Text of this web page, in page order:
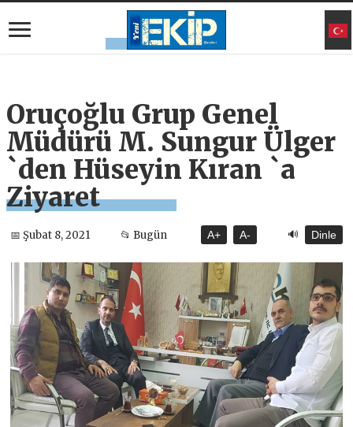
Oruçoğlu Grup Genel
Müdürü M. Sungur Ülger
`den Hüseyin Kıran `a
Ziyaret
📅 Şubat 8, 2021 📂 Bugün A+ A- 🔊 Dinle